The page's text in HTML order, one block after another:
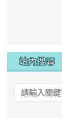
站內搜尋